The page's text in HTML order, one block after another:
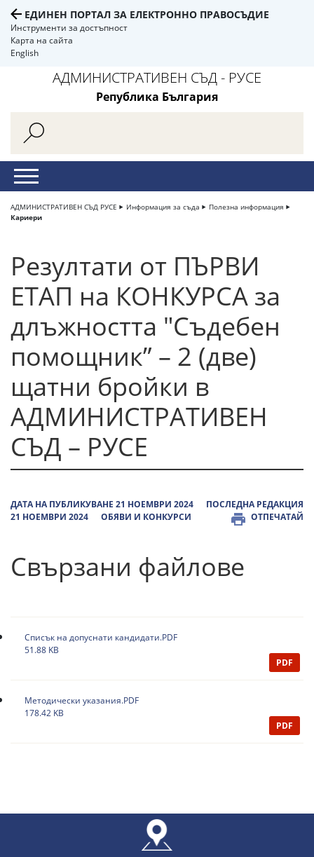
ЕДИНЕН ПОРТАЛ ЗА ЕЛЕКТРОННО ПРАВОСЪДИЕ
Инструменти за достъпност
Карта на сайта
English
АДМИНИСТРАТИВЕН СЪД - РУСЕ
Република България
АДМИНИСТРАТИВЕН СЪД РУСЕ Информация за съда
Полезна информация
Кариери
Резултати от ПЪРВИ
ЕТАП на КОНКУРСА за
длъжността "Съдебен
помощник” – 2 (две)
щатни бройки в
АДМИНИСТРАТИВЕН
СЪД – РУСЕ
ДАТА НА ПУБЛИКУВАНЕ 21 НОЕМВРИ 2024
ПОСЛЕДНА РЕДАКЦИЯ
21 НОЕМВРИ 2024
ОБЯВИ И КОНКУРСИ ОТПЕЧАТАЙ
Свързани файлове
Списък на допуснати кандидати.PDF
51.88 KB
PDF
Методически указания.PDF
178.42 KB
PDF